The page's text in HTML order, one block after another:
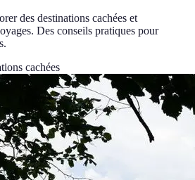
des destinations cachées et
Des conseils pratiques pour
cachées